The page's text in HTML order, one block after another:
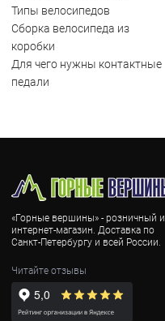
Типы велосипедов
Сборка велосипеда из
коробки
Для чего нужны контактные
педали
«Горные вершины» - розничный и
интернет-магазин. Доставка по
Санкт-Петербургу и всей России.
Читайте отзывы